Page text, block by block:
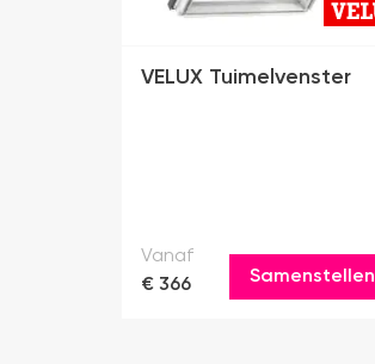
VELUX Tuimelvenster
Vanaf
€ 366
Samenstellen